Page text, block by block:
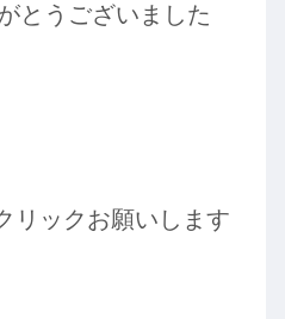
とうございました
リックお願いします